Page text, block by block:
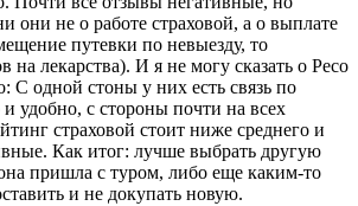
они не о работе страховой, а о выплате
путевки по невыезду, то
на лекарства). И я не могу сказать о Ресо
С одной стоны у них есть связь по
удобно, с стороны почти на всех
страховой стоит ниже среднего и
Как итог: лучше выбрать другую
пришла с туром, либо еще каким-то
и не докупать новую.